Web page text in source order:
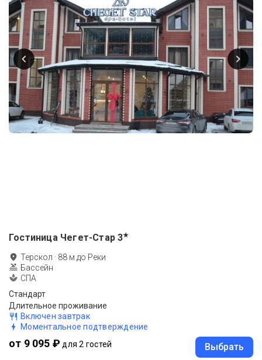
Гостиница Чегет-Стар 3★
Терскол · 88 м до Реки
Бассейн
СПА
Стандарт
Длительное проживание
Включен завтрак
Моментальное подтверждение
от 9 095 ₽ для 2 гостей Выбрать